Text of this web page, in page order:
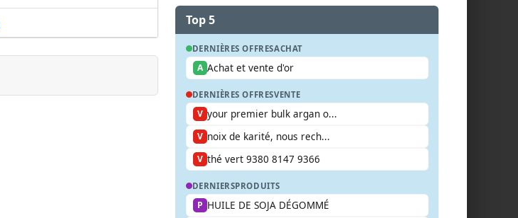
Top 5
DERNIÈRES OFFRESACHAT
A Achat et vente d'or
DERNIÈRES OFFRESVENTE
V your premier bulk argan o...
V noix de karité, nous rech...
V thé vert 9380 8147 9366
DERNIERSPRODUITS
P HUILE DE SOJA DÉGOMMÉ